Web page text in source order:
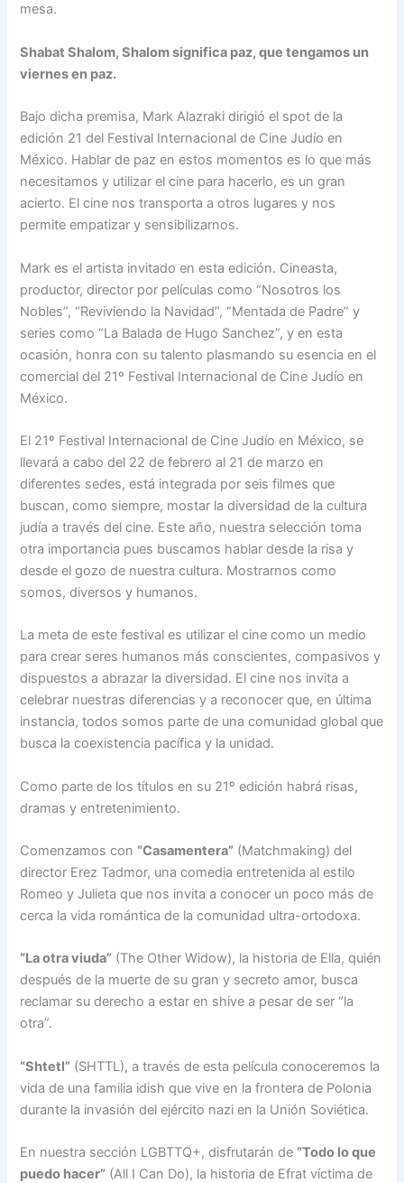
mesa.
Shabat Shalom, Shalom significa paz, que tengamos un
viernes en paz.
Bajo dicha premisa, Mark Alazraki dirigió el spot de la
edición 21 del Festival Internacional de Cine Judío en
México. Hablar de paz en estos momentos es lo que más
necesitamos y utilizar el cine para hacerlo, es un gran
acierto. El cine nos transporta a otros lugares y nos
permite empatizar y sensibilizarnos.
Mark es el artista invitado en esta edición. Cineasta,
productor, director por películas como “Nosotros los
Nobles”, “Reviviendo la Navidad”, “Mentada de Padre” y
series como “La Balada de Hugo Sanchez”, y en esta
ocasión, honra con su talento plasmando su esencia en el
comercial del 21º Festival Internacional de Cine Judío en
México.
El 21º Festival Internacional de Cine Judío en México, se
llevará a cabo del 22 de febrero al 21 de marzo en
diferentes sedes, está integrada por seis filmes que
buscan, como siempre, mostar la diversidad de la cultura
judía a través del cine. Este año, nuestra selección toma
otra importancia pues buscamos hablar desde la risa y
desde el gozo de nuestra cultura. Mostrarnos como
somos, diversos y humanos.
La meta de este festival es utilizar el cine como un medio
para crear seres humanos más conscientes, compasivos y
dispuestos a abrazar la diversidad. El cine nos invita a
celebrar nuestras diferencias y a reconocer que, en última
instancia, todos somos parte de una comunidad global que
busca la coexistencia pacífica y la unidad.
Como parte de los títulos en su 21º edición habrá risas,
dramas y entretenimiento.
Comenzamos con “Casamentera” (Matchmaking) del
director Erez Tadmor, una comedia entretenida al estilo
Romeo y Julieta que nos invita a conocer un poco más de
cerca la vida romántica de la comunidad ultra-ortodoxa.
“La otra viuda” (The Other Widow), la historia de Ella, quién
después de la muerte de su gran y secreto amor, busca
reclamar su derecho a estar en shive a pesar de ser “la
otra”.
“Shtetl” (SHTTL), a través de esta película conoceremos la
vida de una familia idish que vive en la frontera de Polonia
durante la invasión del ejército nazi en la Unión Soviética.
En nuestra sección LGBTTQ+, disfrutarán de “Todo lo que
puedo hacer” (All I Can Do), la historia de Efrat víctima de